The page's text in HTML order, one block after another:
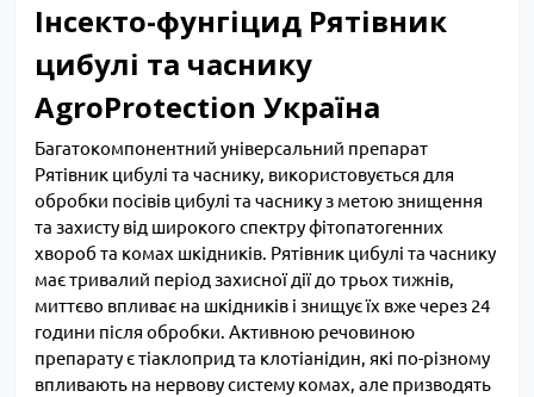
Інсекто-фунгіцид Рятівник
цибулі та часнику
AgroProtection Україна
Багатокомпонентний універсальний препарат
Рятівник цибулі та часнику, використовується для
обробки посівів цибулі та часнику з метою знищення
та захисту від широкого спектру фітопатогенних
хвороб та комах шкідників. Рятівник цибулі та часнику
має тривалий період захисної дії до трьох тижнів,
миттєво впливає на шкідників і знищує їх вже через 24
години після обробки. Активною речовиною
препарату є тіаклоприд та клотіанідин, які по-різному
впливають на нервову систему комах, але призводять